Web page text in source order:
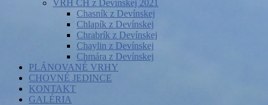
VRH CH z Devínskej 2021
Chasník z Devínskej
Chlapík z Devínskej
Chrabrík z Devínskej
Chaylin z Devínskej
Chmára z Devínskej
PLÁNOVANÉ VRHY
CHOVNÉ JEDINCE
KONTAKT
GALÉRIA